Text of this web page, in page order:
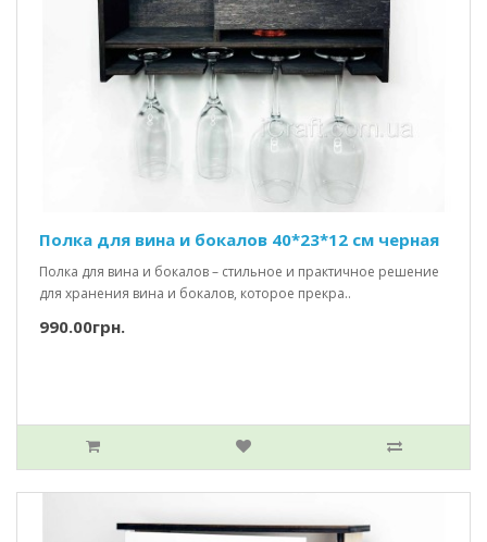
Полка для вина и бокалов 40*23*12 см черная
Полка для вина и бокалов – стильное и практичное решение
для хранения вина и бокалов, которое прекра..
990.00грн.